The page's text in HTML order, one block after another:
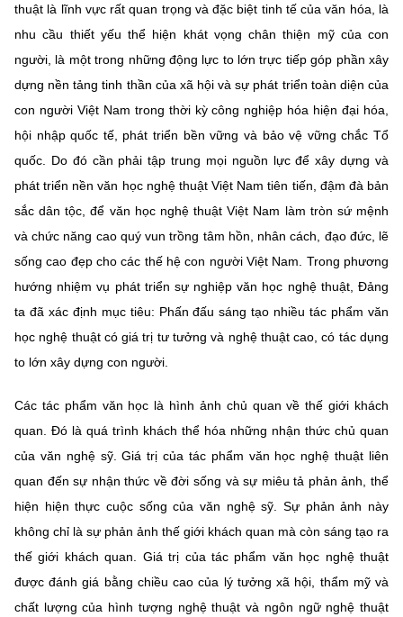
thuật là lĩnh vực rất quan trọng và đặc biệt tinh tế của văn hóa, là
nhu cầu thiết yếu thể hiện khát vọng chân thiện mỹ của con
người, là một trong những động lực to lớn trực tiếp góp phần xây
dựng nền tảng tinh thần của xã hội và sự phát triển toàn diện của
con người Việt Nam trong thời kỳ công nghiệp hóa hiện đại hóa,
hội nhập quốc tế, phát triển bền vững và bảo vệ vững chắc Tổ
quốc. Do đó cần phải tập trung mọi nguồn lực để xây dựng và
phát triển nền văn học nghệ thuật Việt Nam tiên tiến, đậm đà bản
sắc dân tộc, để văn học nghệ thuật Việt Nam làm tròn sứ mệnh
và chức năng cao quý vun trồng tâm hồn, nhân cách, đạo đức, lẽ
sống cao đẹp cho các thế hệ con người Việt Nam. Trong phương
hướng nhiệm vụ phát triển sự nghiệp văn học nghệ thuật, Đảng
ta đã xác định mục tiêu: Phấn đấu sáng tạo nhiều tác phẩm văn
học nghệ thuật có giá trị tư tưởng và nghệ thuật cao, có tác dụng
to lớn xây dựng con người.
Các tác phẩm văn học là hình ảnh chủ quan về thế giới khách
quan. Đó là quá trình khách thể hóa những nhận thức chủ quan
của văn nghệ sỹ. Giá trị của tác phẩm văn học nghệ thuật liên
quan đến sự nhận thức về đời sống và sự miêu tả phản ảnh, thể
hiện hiện thực cuộc sống của văn nghệ sỹ. Sự phản ảnh này
không chỉ là sự phản ảnh thế giới khách quan mà còn sáng tạo ra
thế giới khách quan. Giá trị của tác phẩm văn học nghệ thuật
được đánh giá bằng chiều cao của lý tưởng xã hội, thẩm mỹ và
chất lượng của hình tượng nghệ thuật và ngôn ngữ nghệ thuật